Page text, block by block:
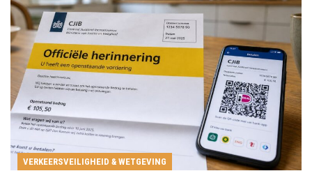
VERKEERSVEILIGHEID & WETGEVING